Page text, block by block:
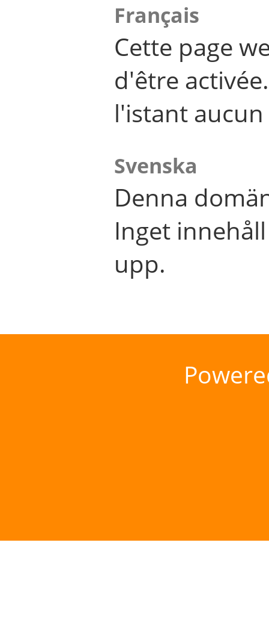
Français
Cette page
d'être
l'istant
Svenska
Denna
Inget
upp.